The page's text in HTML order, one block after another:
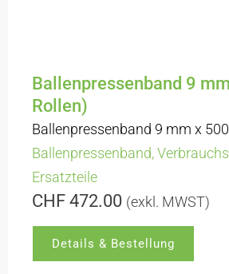
Ballenpressenband 9
Rollen)
Ballenpressenband 9 mm x
Ballenpressenband,
Ersatzteile
CHF 472.00 (exkl. MWST)
Details & Bestellung